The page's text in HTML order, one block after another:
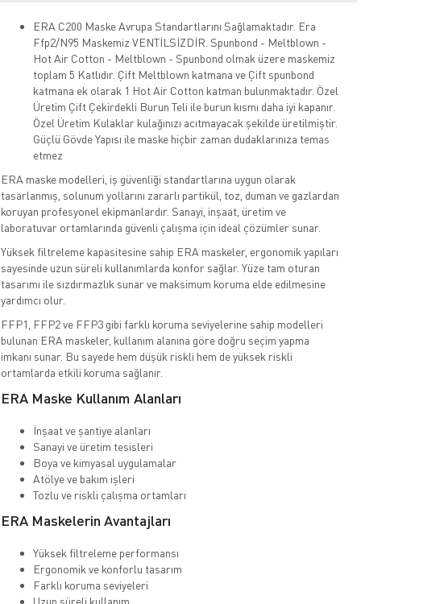
ERA C200 Maske Avrupa Standartlarını Sağlamaktadır. Era
Ffp2/N95 Maskemiz VENTİLSİZDİR. Spunbond - Meltblown -
Hot Air Cotton - Meltblown - Spunbond olmak üzere maskemiz
toplam 5 Katlıdır. Çift Meltblown katmana ve Çift spunbond
katmana ek olarak 1 Hot Air Cotton katman bulunmaktadır. Özel
Üretim Çift Çekirdekli Burun Teli ile burun kısmı daha iyi kapanır.
Özel Üretim Kulaklar kulağınızı acıtmayacak şekilde üretilmiştir.
Güçlü Gövde Yapısı ile maske hiçbir zaman dudaklarınıza temas
etmez
ERA maske modelleri, iş güvenliği standartlarına uygun olarak
tasarlanmış, solunum yollarını zararlı partikül, toz, duman ve gazlardan
koruyan profesyonel ekipmanlardır. Sanayi, inşaat, üretim ve
laboratuvar ortamlarında güvenli çalışma için ideal çözümler sunar.
Yüksek filtreleme kapasitesine sahip ERA maskeler, ergonomik yapıları
sayesinde uzun süreli kullanımlarda konfor sağlar. Yüze tam oturan
tasarımı ile sızdırmazlık sunar ve maksimum koruma elde edilmesine
yardımcı olur.
FFP1, FFP2 ve FFP3 gibi farklı koruma seviyelerine sahip modelleri
bulunan ERA maskeler, kullanım alanına göre doğru seçim yapma
imkanı sunar. Bu sayede hem düşük riskli hem de yüksek riskli
ortamlarda etkili koruma sağlanır.
ERA Maske Kullanım Alanları
İnşaat ve şantiye alanları
Sanayi ve üretim tesisleri
Boya ve kimyasal uygulamalar
Atölye ve bakım işleri
Tozlu ve riskli çalışma ortamları
ERA Maskelerin Avantajları
Yüksek filtreleme performansı
Ergonomik ve konforlu tasarım
Farklı koruma seviyeleri